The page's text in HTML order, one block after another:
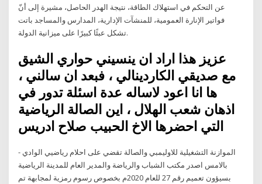
عن التحكم في استهلاك الطاقة، نتيجة الهدر الحاصل، مشيرة إلى أنّ
فواتير الإنارة العمومية، للمنشآت الإدارية، المدارس والمساجد باتت
تشكل عبئًا كبيرًا على ميزانية الدولة.
عزيز هذا اراد ان ينسيني حواري الشيق
مع صديقي الكاردينالي ، فبعد ان سالني ،
ها انا اعود لاساله عدة اسئلة تدور في
اذهان شعب الهلال ، اين الصالة الرياضية
التي احضرها الاخ الحبيب صلاح ادريس
الموازنة التشغيلية للاوليمبي والصالة تقضي على احلام رياضيي الوادي -
بالامس اصدر مكتب الشباب والرياضة والمدير العام للمدينة الرياضية
بسيؤون تعميم رقم 27 للعام 2020م بخصوص رسوم رمزية لمجابهة تم